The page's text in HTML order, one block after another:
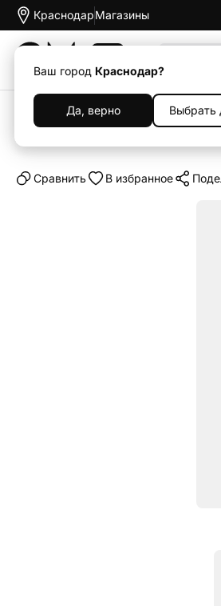
Краснодар
Ваш город Краснодар?
Да, верно Выбрать
Магазины
Каталог Наушники и
Беспроводные
Cравнить В избранное